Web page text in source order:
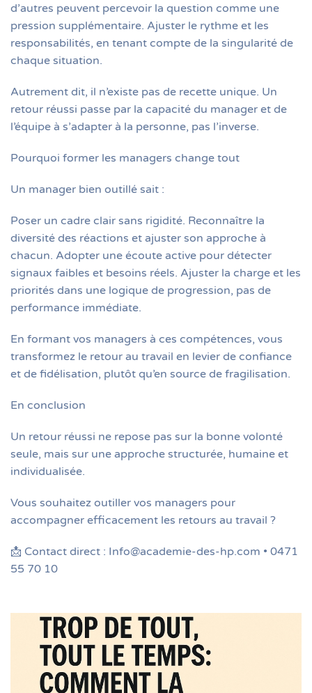
d’autres peuvent percevoir la question comme une
pression supplémentaire. Ajuster le rythme et les
responsabilités, en tenant compte de la singularité de
chaque situation.
Autrement dit, il n’existe pas de recette unique. Un
retour réussi passe par la capacité du manager et de
l’équipe à s’adapter à la personne, pas l’inverse.
Pourquoi former les managers change tout
Un manager bien outillé sait :
Poser un cadre clair sans rigidité. Reconnaître la
diversité des réactions et ajuster son approche à
chacun. Adopter une écoute active pour détecter
signaux faibles et besoins réels. Ajuster la charge et les
priorités dans une logique de progression, pas de
performance immédiate.
En formant vos managers à ces compétences, vous
transformez le retour au travail en levier de confiance
et de fidélisation, plutôt qu’en source de fragilisation.
En conclusion
Un retour réussi ne repose pas sur la bonne volonté
seule, mais sur une approche structurée, humaine et
individualisée.
Vous souhaitez outiller vos managers pour
accompagner efficacement les retours au travail ?
📩 Contact direct : Info@academie-des-hp.com • 0471
55 70 10